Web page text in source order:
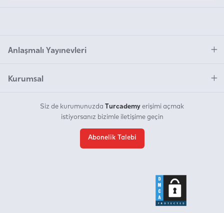
Anlaşmalı Yayınevleri
Kurumsal
Siz de kurumunuzda Turcademy erişimi açmak
istiyorsanız bizimle iletişime geçin
Abonelik Talebi